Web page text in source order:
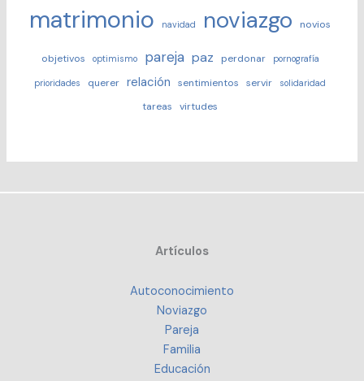
matrimonio navidad noviazgo novios
objetivos optimismo pareja paz perdonar pornografía
prioridades querer relación sentimientos servir solidaridad
tareas virtudes
Artículos
Autoconocimiento
Noviazgo
Pareja
Familia
Educación